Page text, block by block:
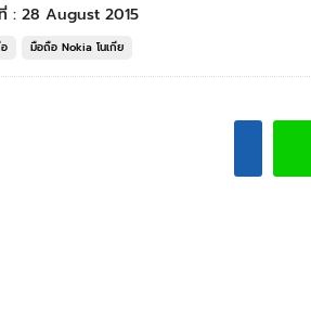
: 28 August 2015
มือถือ Nokia โนเกีย